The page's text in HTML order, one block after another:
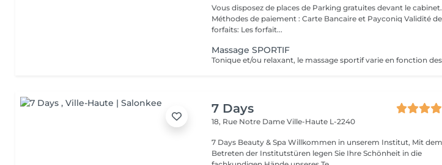
Vous disposez de places de Parking gratuites devant le cabinet.
Méthodes de paiement : Carte Bancaire et Payconiq Validité des
forfaits: Les forfait...
Massage SPORTIF
7 Days
18, Rue Notre DameVille-Haute L-2240
7 Days Beauty & Spa Willkommen in unserem Institut, Mit dem
Betreten der Institutstüren legen Sie Ihre Schönheit in die